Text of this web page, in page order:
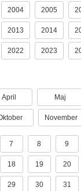
2004 2005
2013 2014
2022 2023
April Maj
November
7 8 9
18 19 20
29 30 31